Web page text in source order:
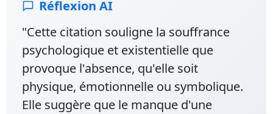
Réflexion AI
"Cette citation souligne la souffrance
psychologique et existentielle que
provoque l'absence, qu'elle soit
physique, émotionnelle ou symbolique.
Elle suggère que le manque d'une